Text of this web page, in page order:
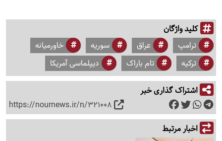
کلید واژگان
ترامپ عراق سوریه
خاورمیانه
ترکیه
تام باراک دیپلماسی آمریکا
اشتراک گذاری خبر
https://nournews.ir/n/321008
اخبار مرتبط